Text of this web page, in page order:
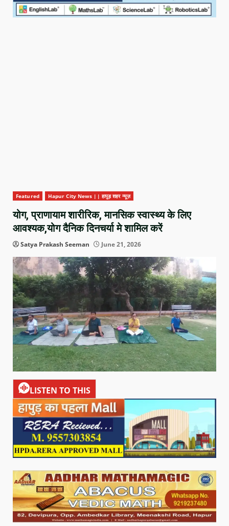
Featured Hapur City News || हापुड़ शहर न्यूज़
योग, प्राणायाम शारीरिक, मानसिक स्वास्थ्य के लिए
आवश्यक,योग दैनिक दिनचर्या मे शामिल करें
Satya Prakash Seeman June 21, 2026
LISTEN TO THIS